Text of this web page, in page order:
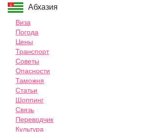
Абхазия
Виза
Погода
Цены
Транспорт
Советы
Опасности
Таможня
Статьи
Шоппинг
Связь
Переводчик
Культура